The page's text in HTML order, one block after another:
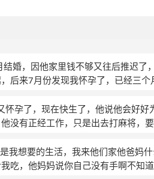
婚，因他家里钱不够又往后推迟了
后来7月份发现我怀孕了，已经三个
赔了，我肚子也越来越大，没办法
妥协，婚礼结完，孩子生完，我们
以背着家人偷偷和他联系，他也不
起，我们还有孩子，可是家里人都
孕了，现在快生了，他说他会好好
没有正经工作，只是出去打麻将，
竟是个生命，我愿意为他付出，他
，他离婚了，但她前妻离婚不离家
我想要的生活，我来他们家他爸妈
吃，他妈妈说你自己没有手啊不知